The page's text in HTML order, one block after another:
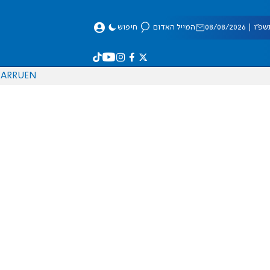
08/2026 המייל האדום חיפוש
EN
RU
AR